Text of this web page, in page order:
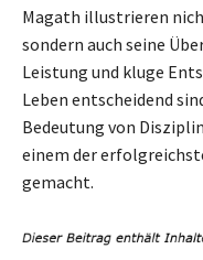
Magath illustrieren
sondern auch seine
Leistung und kluge
Leben entscheidend
Bedeutung von
einem der
gemacht.